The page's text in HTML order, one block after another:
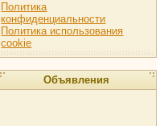
Политика
конфиденциальности
Политика использования
cookie
Объявления